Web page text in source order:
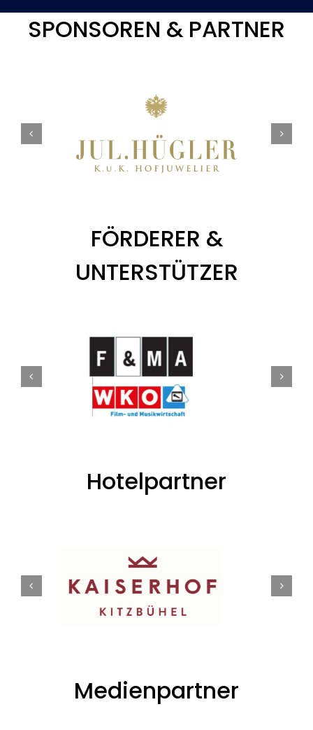
SPONSOREN & PARTNER
FÖRDERER &
UNTERSTÜTZER
Hotelpartner
Medienpartner